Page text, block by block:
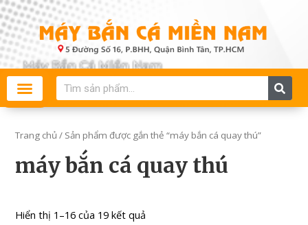
Skip
to
content
Search
Trang chủ / Sản phẩm được gắn thẻ “máy bắn cá quay thú”
máy bắn cá quay thú
Hiển thị 1–16 của 19 kết quả
xếp
theo
giá:
cao
đến
thấp